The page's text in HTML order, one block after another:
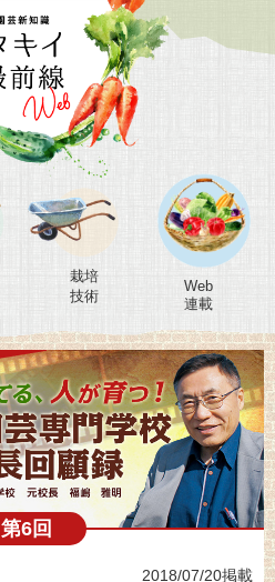
栽培
技術
Web
連載
第6回
2018/07/20掲載